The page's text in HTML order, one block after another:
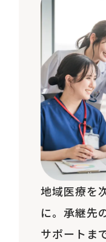
地域医療を
に。承継先
サポートま